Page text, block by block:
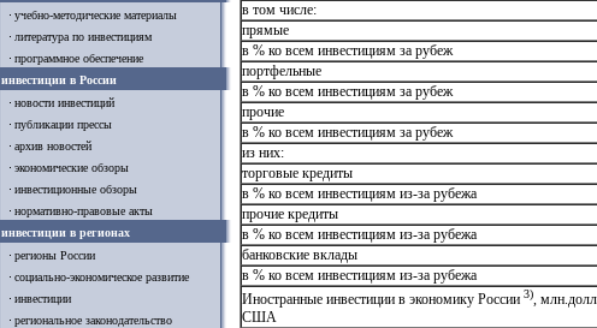
учебно-методические материалы
литература по инвестициям
программное обеспечение
инвестиции в России
новости инвестиций
публикации прессы
архив новостей
экономические обзоры
инвестиционные обзоры
нормативно-правовые акты
инвестиции в регионах
регионы России
социально-экономическое развитие
инвестиции
региональное законодательство
в том числе:
прямые
в % ко всем инвестициям за рубеж
портфельные
в % ко всем инвестициям за рубеж
прочие
в % ко всем инвестициям за рубеж
из них:
торговые кредиты
в % ко всем инвестициям из-за рубежа
прочие кредиты
в % ко всем инвестициям из-за рубежа
банковские вклады
в % ко всем инвестициям из-за рубежа
Иностранные инвестиции в экономику России 3),
США